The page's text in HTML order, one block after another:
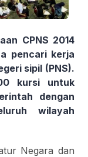
CPNS 2014
pencari kerja
sipil (PNS).
kursi untuk
dengan
wilayah
Negara dan